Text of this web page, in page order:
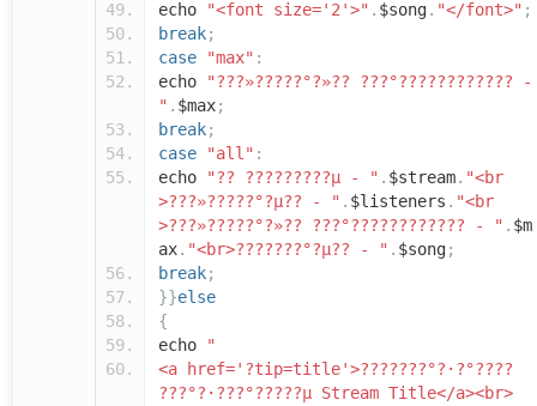
echo "<font size='2'>" . $song. "</font>" ;
break;
case
"max" :
echo
"???»?????°?»?? ???°???????????? -
" . $max;
break;
case
"all" :
echo
"?? ?????????µ - " . $stream. "<br
>???»?????°?µ?? - " . $listeners . "<br
>???»?????°?»?? ???°???????????? - " . $m
ax. "<br>???????°?µ?? - " . $song;
break;
}}else
{
echo
"
<a href='?tip=title'>???????°?·?°????
???°?·???°?????µ Stream Title</a><br>